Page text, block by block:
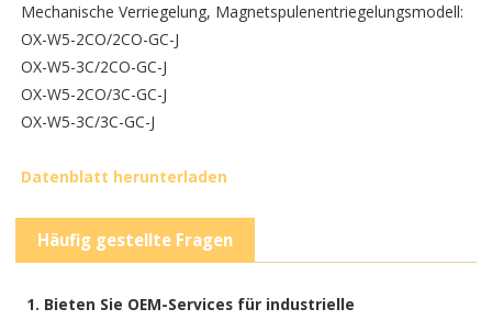
Mechanische Verriegelung, Magnetspulenentriegelungsmodell:
OX-W5-2CO/2CO-GC-J
OX-W5-3C/2CO-GC-J
OX-W5-2CO/3C-GC-J
OX-W5-3C/3C-GC-J
Datenblatt herunterladen
Häufig gestellte Fragen
1. Bieten Sie OEM-Services für industrielle